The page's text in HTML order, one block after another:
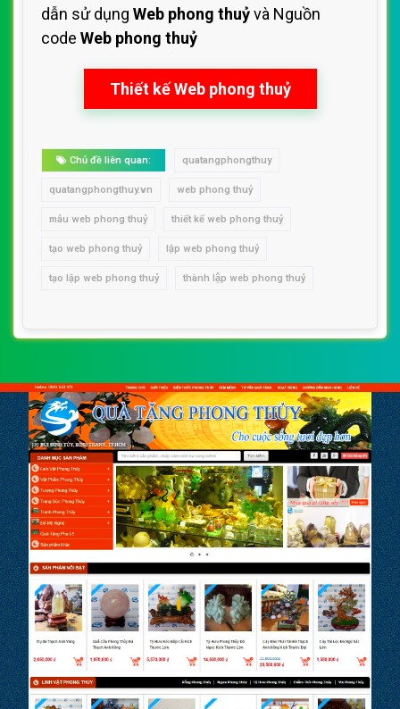
dẫn sử dụng Web phong thuỷvà Nguồn
code Web phong thuỷ
Thiết kế Web phong thuỷ
Chủ đề liên quan: quatangphongthuy
quatangphongthuy.vn web phong thuỷ
mẫu web phong thuỷ thiết kế web phong thuỷ
tạo web phong thuỷ lập web phong thuỷ
tạo lập web phong thuỷ thành lập web phong thuỷ